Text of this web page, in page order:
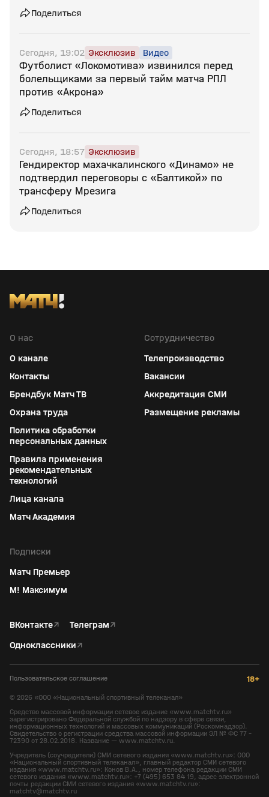
Поделиться
Сегодня, 19:02 Эксклюзив Видео
Футболист «Локомотива» извинился перед
болельщиками за первый тайм матча РПЛ
против «Акрона»
Поделиться
Сегодня, 18:57 Эксклюзив
Гендиректор махачкалинского «Динамо» не
подтвердил переговоры с «Балтикой» по
трансферу Мрезига
Поделиться
О нас
О канале
Контакты
Брендбук Матч ТВ
Охрана труда
Политика обработки
персональных данных
Правила применения
рекомендательных
технологий
Лица канала
Матч Академия
Сотрудничество
Телепроизводство
Вакансии
Аккредитация СМИ
Размещение рекламы
Подписки
Матч Премьер
М! Максимум
ВКонтакте↗ Телеграм↗
Одноклассники↗
Пользовательское соглашение 18+
© 2026 «ООО «Национальный спортивный телеканал»
Средство массовой информации сетевое издание «www.matchtv.ru»
зарегистрировано Федеральной службой по надзору в сфере связи,
информационных технологий и массовых коммуникаций (Роскомнадзор).
Свидетельство о регистрации средства массовой информации ЭЛ № ФС 77 -
72390 от 28.02.2018. Название — www.matchtv.ru.
Учредитель (соучредители) СМИ сетевого издания «www.matchtv.ru»: ООО
«Национальный спортивный телеканал», главный редактор СМИ сетевого
издания «www.matchtv.ru»: Конов В.А., номер телефона редакции СМИ
сетевого издания «www.matchtv.ru»: +7 (495) 653 84 19, адрес электронной
почты редакции СМИ сетевого издания «www.matchtv.ru»:
matchtv@matchtv.ru